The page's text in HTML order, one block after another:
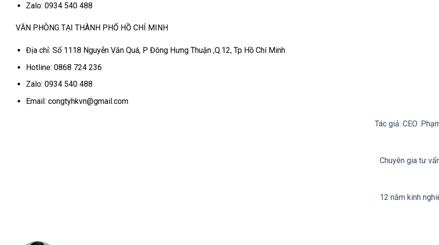
Zalo: 0934 540 488
VĂN PHÒNG TẠI THÀNH PHỐ HỒ CHÍ MINH
Địa chỉ: Số 1118 Nguyễn Văn Quá, P Đông Hưng Thuận ,Q.12, Tp Hồ Chí Minh
Hotline: 0868 724 236
Zalo: 0934 540 488
Email: congtyhkvn@gmail.com
Tác giả: CEO
Chuyên gia tư
12 năm kinh